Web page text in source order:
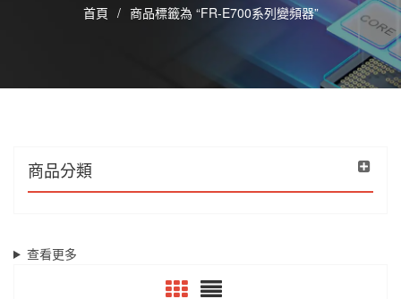
首頁 / 商品標籤為 “FR-E700系列變頻器”
商品分類
查看更多